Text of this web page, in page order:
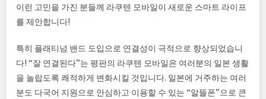
이런 고민을 가진 분들께 라쿠텐 모바일이 새로운 스마트 라이프
를 제안합니다!
특히 플래티넘 밴드 도입으로 연결성이 극적으로 향상되었습니
다! “잘 연결된다”는 평판의 라쿠텐 모바일은 여러분의 일본 생활
을 놀랍도록 쾌적하게 변화시킬 것입니다. 일본에 거주하는 여러
분도 다국어 지원으로 안심하고 이용할 수 있는 “알뜰폰”으로 큰